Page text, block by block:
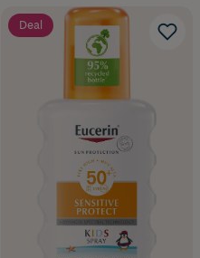
Deal